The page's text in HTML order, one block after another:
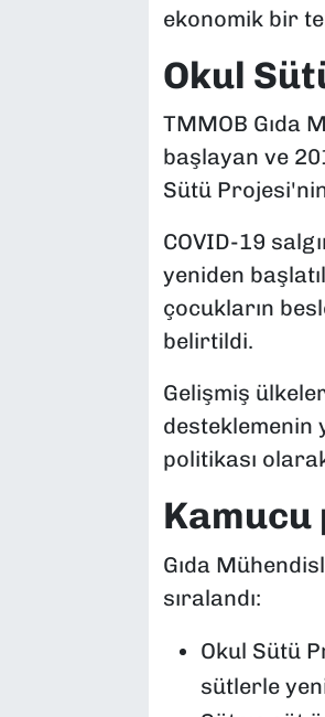
ekonomik bir
Okul
TMMOB Gıda
başlayan ve
Sütü
COVID-19
yeniden
çocukların
belirtildi.
Gelişmiş
desteklemenin
politikası
Kamucu
Gıda
sıralandı:
Okul Sütü
sütlerle